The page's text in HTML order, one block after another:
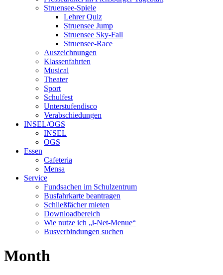
Struensee-Spiele
Lehrer Quiz
Struensee Jump
Struensee Sky-Fall
Struensee-Race
Auszeichnungen
Klassenfahrten
Musical
Theater
Sport
Schulfest
Unterstufendisco
Verabschiedungen
INSEL/OGS
INSEL
OGS
Essen
Cafeteria
Mensa
Service
Fundsachen im Schulzentrum
Busfahrkarte beantragen
Schließfächer mieten
Downloadbereich
Wie nutze ich „i-Net-Menue“
Busverbindungen suchen
Month